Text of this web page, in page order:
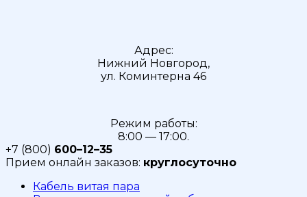
Адрес:
Нижний Новгород,
ул. Коминтерна 46
Режим работы:
8:00 — 17:00.
+7 (800) 600–12–35
Прием онлайн заказов: круглосуточно
Кабель витая пара